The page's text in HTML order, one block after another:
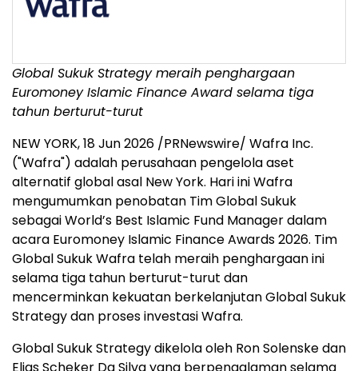
Global Sukuk Strategy meraih penghargaan
Euromoney Islamic Finance Award selama tiga
tahun berturut-turut
NEW YORK,18 Jun 2026 /PRNewswire/ Wafra Inc.
("Wafra") adalah perusahaan pengelola aset
alternatif global asal New York. Hari ini Wafra
mengumumkan penobatan Tim Global Sukuk
sebagai World’s Best Islamic Fund Manager dalam
acara Euromoney Islamic Finance Awards 2026. Tim
Global Sukuk Wafra telah meraih penghargaan ini
selama tiga tahun berturut-turut dan
mencerminkan kekuatan berkelanjutan Global Sukuk
Strategy dan proses investasi Wafra.
Global Sukuk Strategy dikelola oleh Ron Solenske dan